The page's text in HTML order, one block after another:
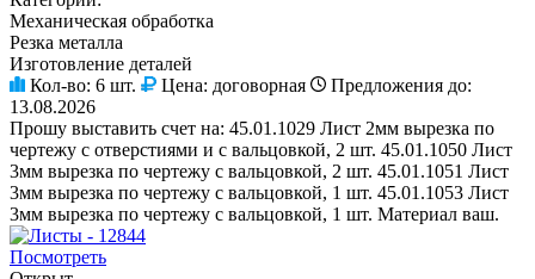
Механическая обработка
Резка металла
Изготовление деталей
Кол-во: 6 шт. Цена: договорная
Предложения до:
13.08.2026
Прошу выставить счет на: 45.01.1029 Лист 2мм вырезка по
чертежу с отверстиями и с вальцовкой, 2 шт. 45.01.1050 Лист
3мм вырезка по чертежу с вальцовкой, 2 шт. 45.01.1051 Лист
3мм вырезка по чертежу с вальцовкой, 1 шт. 45.01.1053 Лист
3мм вырезка по чертежу с вальцовкой, 1 шт. Материал ваш.
Посмотреть